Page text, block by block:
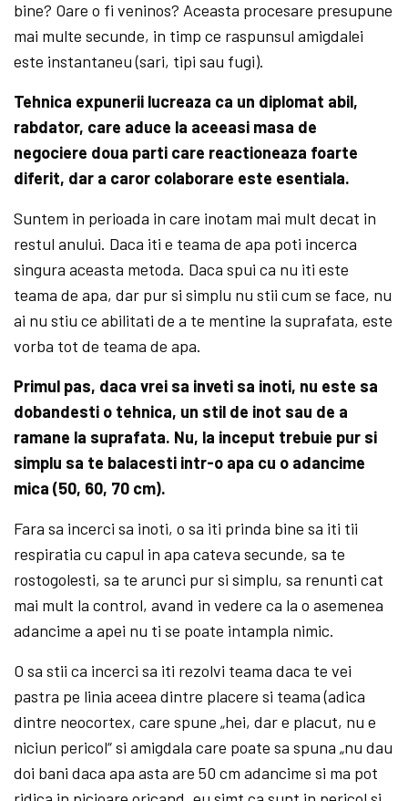
bine? Oare o fi veninos? Aceasta procesare presupune
mai multe secunde, in timp ce raspunsul amigdalei
este instantaneu (sari, tipi sau fugi).
Tehnica expunerii lucreaza ca un diplomat abil,
rabdator, care aduce la aceeasi masa de
negociere doua parti care reactioneaza foarte
diferit, dar a caror colaborare este esentiala.
Suntem in perioada in care inotam mai mult decat in
restul anului. Daca iti e teama de apa poti incerca
singura aceasta metoda. Daca spui ca nu iti este
teama de apa, dar pur si simplu nu stii cum se face, nu
ai nu stiu ce abilitati de a te mentine la suprafata, este
vorba tot de teama de apa.
Primul pas, daca vrei sa inveti sa inoti, nu este sa
dobandesti o tehnica, un stil de inot sau de a
ramane la suprafata. Nu, la inceput trebuie pur si
simplu sa te balacesti intr-o apa cu o adancime
mica (50, 60, 70 cm).
Fara sa incerci sa inoti, o sa iti prinda bine sa iti tii
respiratia cu capul in apa cateva secunde, sa te
rostogolesti, sa te arunci pur si simplu, sa renunti cat
mai mult la control, avand in vedere ca la o asemenea
adancime a apei nu ti se poate intampla nimic.
O sa stii ca incerci sa iti rezolvi teama daca te vei
pastra pe linia aceea dintre placere si teama (adica
dintre neocortex, care spune „hei, dar e placut, nu e
niciun pericol“ si amigdala care poate sa spuna „nu dau
doi bani daca apa asta are 50 cm adancime si ma pot